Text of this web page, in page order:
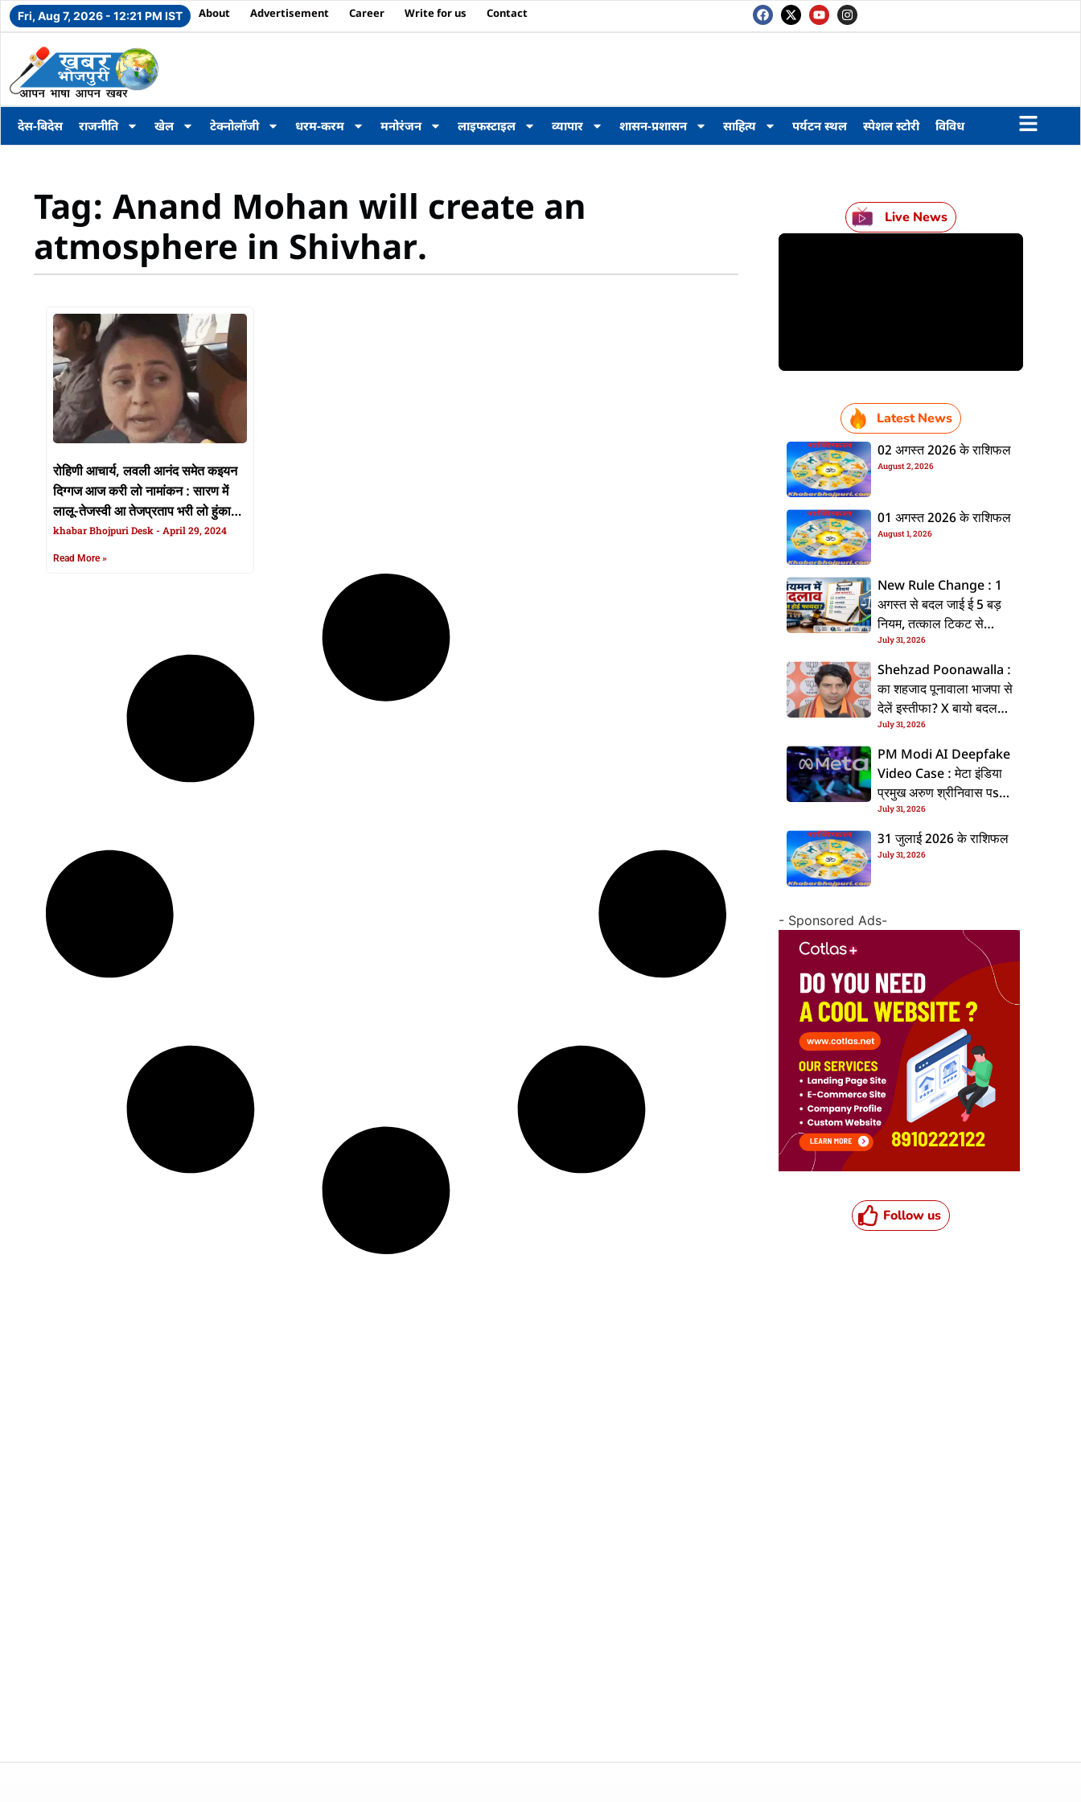
Fri, Aug 7, 2026 - 12:21 PM IST About Advertisement Career Write for us Contact
देस-बिदेस राजनीति खेल टेक्नोलॉजी धरम-करम मनोरंजन लाइफस्टाइल व्यापार शासन-प्रशासन साहित्य पर्यटन स्थल स्पेशल स्टोरी विविध
Tag: Anand Mohan will create an
atmosphere in Shivhar.
रोहिणी आचार्य, लवली आनंद समेत कइयन
दिग्गज आज करी लो नामांकन : सारण में
लालू-तेजस्वी आ तेजप्रताप भरी लो हुंकार,
शिवहर में आनंद मोहन बनइहें माहौल
khabar Bhojpuri Desk April 29, 2024
Read More »
Live News
Latest News
02 अगस्त 2026 के राशिफल
August 2, 2026
01 अगस्त 2026 के राशिफल
August 1, 2026
New Rule Change : 1
अगस्त से बदल जाई ई 5 बड़
नियम, तत्काल टिकट से
CKYC तक जानीं नया अपडेट
July 31, 2026
Shehzad Poonawalla :
का शहजाद पूनावाला भाजपा से
देलें इस्तीफा? X बायो बदलला
के बाद बढ़ल चरचा, जानीं पूरा
ममिला
July 31, 2026
PM Modi AI Deepfake
Video Case : मेटा इंडिया
प्रमुख अरुण श्रीनिवास पs
एफआईआर, जानीं पूरा ममिला
July 31, 2026
31 जुलाई 2026 के राशिफल
July 31, 2026
- Sponsored Ads-
Follow us